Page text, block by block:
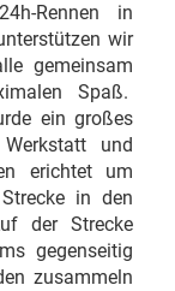
Rennen in
wir
gemeinsam
Spaß.
ein großes
und
erichtet um
in den
der Strecke
gegenseitig
zusammeln